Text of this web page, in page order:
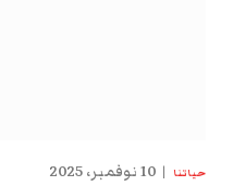
حياتنا 10 نوفمبر، 2025